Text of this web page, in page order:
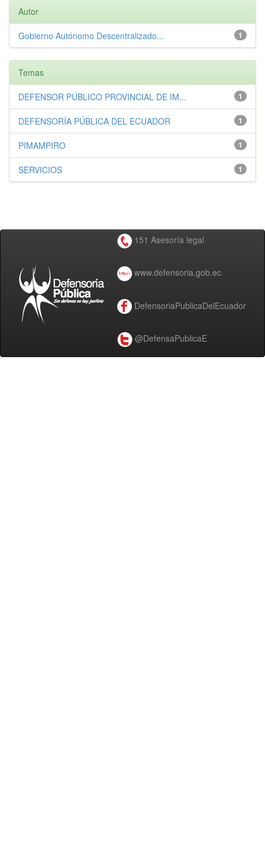
Autor
1
Gobierno Autónomo Descentralizado...
Temas
1
DEFENSOR PÚBLICO PROVINCIAL DE IM...
1
DEFENSORÍA PÚBLICA DEL ECUADOR
1
PIMAMPIRO
1
SERVICIOS
151 Asesoría legal
www.defensoria.gob.ec
DefensoriaPublicaDelEcuador
@DefensaPublicaE